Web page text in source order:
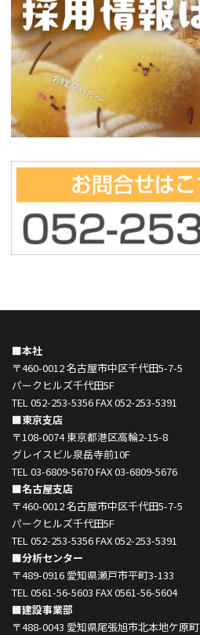
■本社
〒460-0012 名古屋市中区千代田5-7-5
パークヒルズ千代田5F
TEL 052-253-5356 FAX 052-253-5391
■東京支店
〒108-0074 東京都港区高輪2-15-8
グレイスビル泉岳寺前10F
TEL 03-6809-5670 FAX 03-6809-5676
■名古屋支店
〒460-0012 名古屋市中区千代田5-7-5
パークヒルズ千代田5F
TEL 052-253-5356 FAX 052-253-5391
■分析センター
〒489-0916 愛知県瀬戸市平町3-133
TEL 0561-56-5603 FAX 0561-56-5604
■建設事業部
〒488-0043 愛知県尾張旭市北本地ケ原町